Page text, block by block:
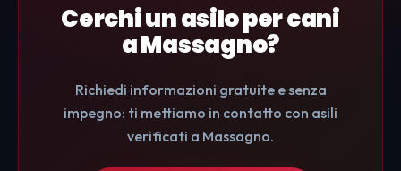
Cerchi un asilo per cani
a Massagno?
Richiedi informazioni gratuite e senza
impegno: ti mettiamo in contatto con asili
verificati a Massagno.